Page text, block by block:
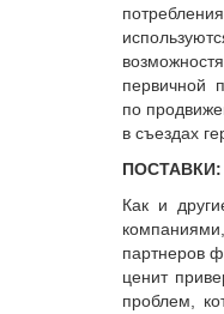
первичной
по
в съездах
Как и
партнеров
ценит
проблем,